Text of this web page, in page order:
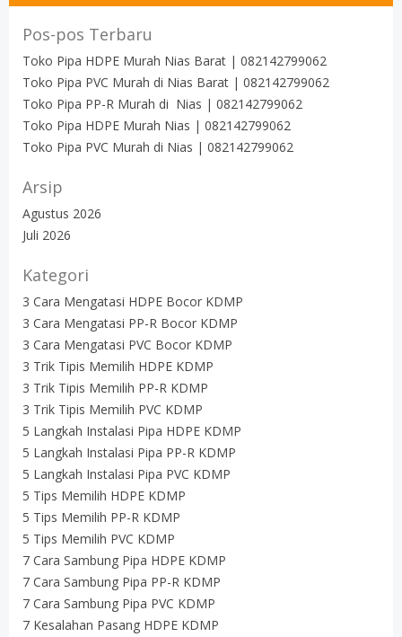
Pos-pos Terbaru
Toko Pipa HDPE Murah Nias Barat | 082142799062
Toko Pipa PVC Murah di Nias Barat | 082142799062
Toko Pipa PP-R Murah di Nias | 082142799062
Toko Pipa HDPE Murah Nias | 082142799062
Toko Pipa PVC Murah di Nias | 082142799062
Arsip
Agustus 2026
Juli 2026
Kategori
3 Cara Mengatasi HDPE Bocor KDMP
3 Cara Mengatasi PP-R Bocor KDMP
3 Cara Mengatasi PVC Bocor KDMP
3 Trik Tipis Memilih HDPE KDMP
3 Trik Tipis Memilih PP-R KDMP
3 Trik Tipis Memilih PVC KDMP
5 Langkah Instalasi Pipa HDPE KDMP
5 Langkah Instalasi Pipa PP-R KDMP
5 Langkah Instalasi Pipa PVC KDMP
5 Tips Memilih HDPE KDMP
5 Tips Memilih PP-R KDMP
5 Tips Memilih PVC KDMP
7 Cara Sambung Pipa HDPE KDMP
7 Cara Sambung Pipa PP-R KDMP
7 Cara Sambung Pipa PVC KDMP
7 Kesalahan Pasang HDPE KDMP